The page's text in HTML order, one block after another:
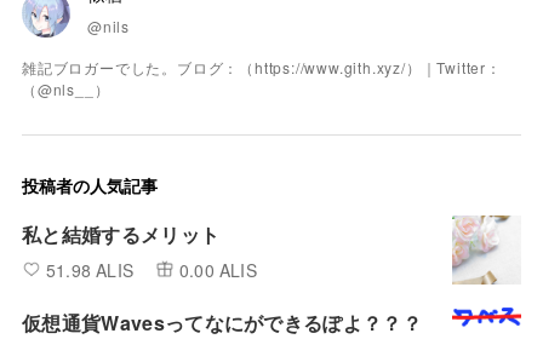
@nils
雑記ブロガーでした。ブログ：（https://www.gith.xyz/）｜Twitter：
（@nls__）
投稿者の人気記事
私と結婚するメリット
51.98 ALIS 0.00 ALIS
仮想通貨Wavesってなにができるぽよ？？？